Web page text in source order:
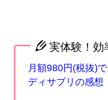
実体験！効
月額980円(税抜)
ディサプリの感想